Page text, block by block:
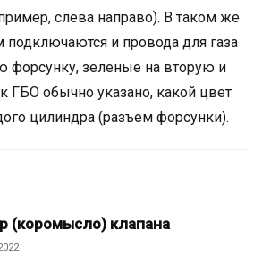
слева направо). В таком же
подключаются и провода для газа
форсунку, зеленые на вторую и
ГБО обычно указано, какой цвет
цилиндра (разъем форсунки).
(коромысло) клапана